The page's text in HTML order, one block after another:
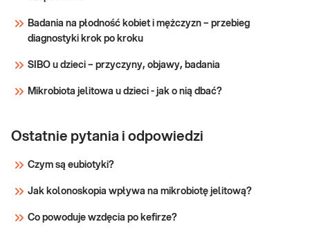
Badania na płodność kobiet i mężczyzn – przebieg
diagnostyki krok po kroku
SIBO u dzieci – przyczyny, objawy, badania
Mikrobiota jelitowa u dzieci - jak o nią dbać?
Ostatnie pytania i odpowiedzi
Czym są eubiotyki?
Jak kolonoskopia wpływa na mikrobiotę jelitową?
Co powoduje wzdęcia po kefirze?